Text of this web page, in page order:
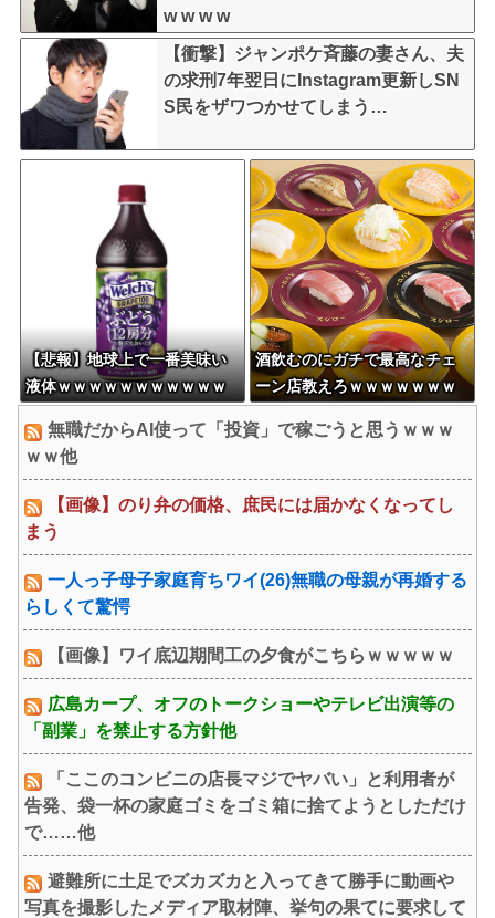
w w w w
【衝撃】ジャンポケ斉藤の妻さん、夫
の求刑7年翌日にInstagram更新しSN
S民をザワつかせてしまう…
【悲報】地球上で一番美味い
液体ｗｗｗｗｗｗｗｗｗｗｗ
ｗｗｗｗｗｗｗｗｗ
酒飲むのにガチで最高なチェ
ーン店教えろｗｗｗｗｗｗｗ
無職だからAI使って「投資」で稼ごうと思うｗｗｗ
ｗｗ他
【画像】のり弁の価格、庶民には届かなくなってし
まう
一人っ子母子家庭育ちワイ(26)無職の母親が再婚する
らしくて驚愕
【画像】ワイ底辺期間工の夕食がこちらｗｗｗｗｗ
広島カープ、オフのトークショーやテレビ出演等の
「副業」を禁止する方針他
「ここのコンビニの店長マジでヤバい」と利用者が
告発、袋一杯の家庭ゴミをゴミ箱に捨てようとしただけ
で……他
避難所に土足でズカズカと入ってきて勝手に動画や
写真を撮影したメディア取材陣、挙句の果てに要求して